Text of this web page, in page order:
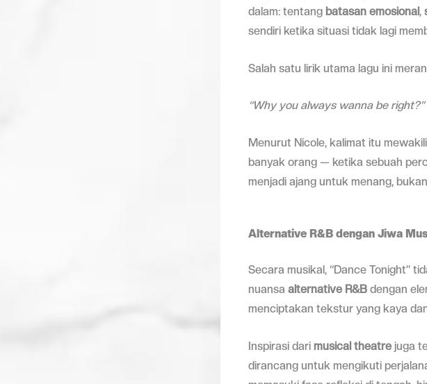
dalam: tentang batasan emosional,
sendiri ketika situasi tidak lagi
Salah satu lirik utama lagu ini
“Why you always wanna be right?”
Menurut Nicole, kalimat itu
banyak orang — ketika sebuah
menjadi ajang untuk menang,
Alternative R&B dengan Jiwa
Secara musikal, “Dance Tonight”
nuansa alternative R&B dengan
menciptakan tekstur yang kaya
Inspirasi dari musical theatre juga
dirancang untuk mengikuti